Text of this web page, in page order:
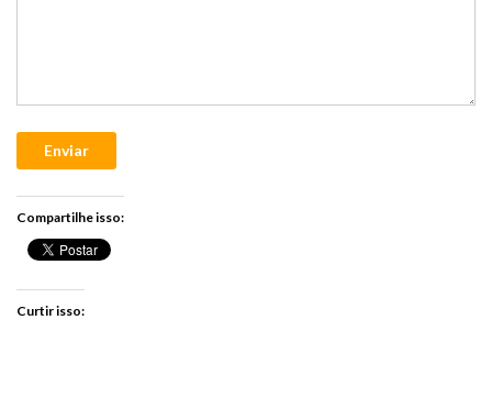
Enviar
Compartilhe isso:
Curtir isso: